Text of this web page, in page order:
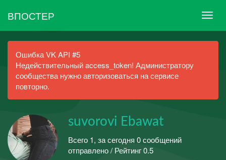
ВПОСТЕР
Ошибка VK API #5
Недействительный access_token! Администратору
сообщества нужно авторизоваться на сервисе
повторно.
suvorovi Ebawat
Всего 1, за сегодня 0 сообщений
отправлено / Рейтинг 0.5